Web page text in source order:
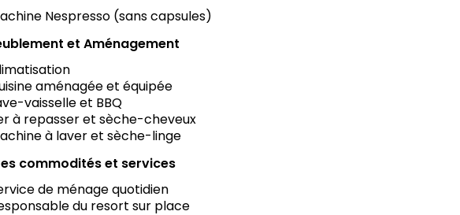
Nespresso (sans capsules)
et Aménagement
aménagée et équipée
vaisselle et BBQ
à repasser et sèche-cheveux
à laver et sèche-linge
commodités et services
de ménage quotidien
du resort sur place